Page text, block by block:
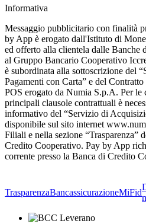
Informativa
Messaggio pubblicitario con finalità
by App è erogato dall'Istituto di
ed offerto alla clientela dalle
al Gruppo Bancario Cooperativo
è subordinata alla sottoscrizione del
Pagamenti con Carta” e del
POS erogato da Numia S.p.A. Per
principali clausole contrattuali è
informativo del “Servizio di
disponibile sul sito internet
Filiali e nella sezione “Trasparenza”
Credito Cooperativo. Pay by App
corrente presso la Banca di Credito
TrasparenzaBancassicurazioneMiFid